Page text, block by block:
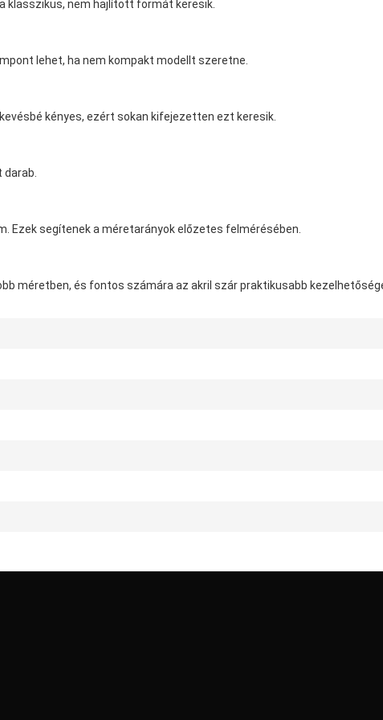
klasszikus, nem hajlított formát keresik.
lehet, ha nem kompakt modellt szeretne.
kényes, ezért sokan kifejezetten ezt keresik.
Ezek segítenek a méretarányok előzetes felmérésében.
méretben, és fontos számára az akril szár praktikusabb